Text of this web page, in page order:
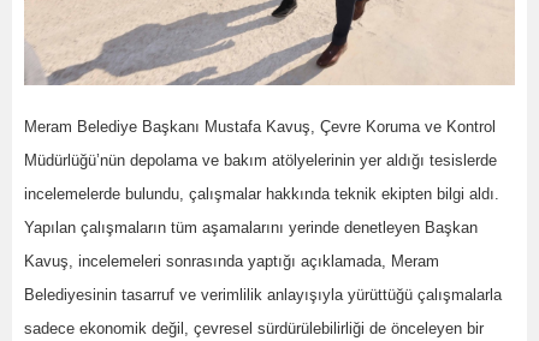
Meram Belediye Başkanı Mustafa Kavuş, Çevre Koruma ve Kontrol
Müdürlüğü’nün depolama ve bakım atölyelerinin yer aldığı tesislerde
incelemelerde bulundu, çalışmalar hakkında teknik ekipten bilgi aldı.
Yapılan çalışmaların tüm aşamalarını yerinde denetleyen Başkan
Kavuş, incelemeleri sonrasında yaptığı açıklamada, Meram
Belediyesinin tasarruf ve verimlilik anlayışıyla yürüttüğü çalışmalarla
sadece ekonomik değil, çevresel sürdürülebilirliği de önceleyen bir